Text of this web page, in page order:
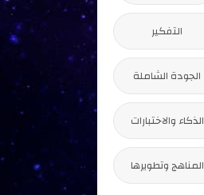
التفكير
الجودة الشاملة
الذكاء والاختبارات
المناهج وتطويرها